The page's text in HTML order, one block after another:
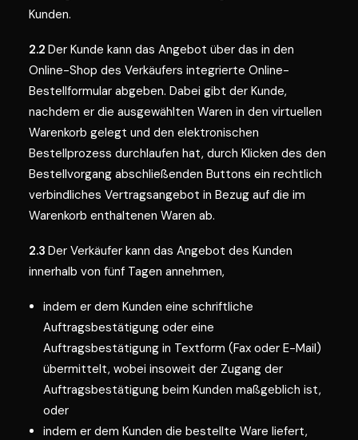
Kunden.
2.2 Der Kunde kann das Angebot über das in den
Online-Shop des Verkäufers integrierte Online-
Bestellformular abgeben. Dabei gibt der Kunde,
nachdem er die ausgewählten Waren in den virtuellen
Warenkorb gelegt und den elektronischen
Bestellprozess durchlaufen hat, durch Klicken des den
Bestellvorgang abschließenden Buttons ein rechtlich
verbindliches Vertragsangebot in Bezug auf die im
Warenkorb enthaltenen Waren ab.
2.3 Der Verkäufer kann das Angebot des Kunden
innerhalb von fünf Tagen annehmen,
indem er dem Kunden eine schriftliche
Auftragsbestätigung oder eine
Auftragsbestätigung in Textform (Fax oder E-Mail)
übermittelt, wobei insoweit der Zugang der
Auftragsbestätigung beim Kunden maßgeblich ist,
oder
indem er dem Kunden die bestellte Ware liefert,